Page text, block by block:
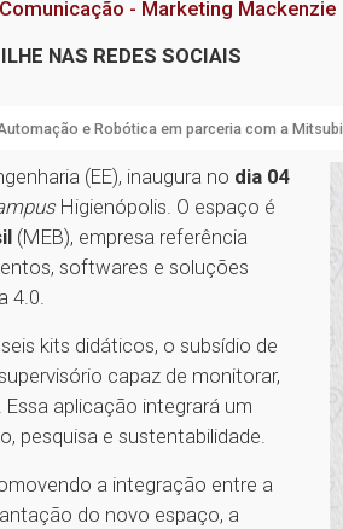
Comunicação - Marketing Mackenzie
NAS REDES SOCIAIS
e Robótica em parceria com a
(EE), inaugura no dia 04
Higienópolis. O espaço é
(MEB), empresa referência
softwares e soluções
4.0.
kits didáticos, o subsídio de
capaz de monitorar,
. Essa aplicação integrará um
pesquisa e sustentabilidade.
a integração entre a
do novo espaço, a